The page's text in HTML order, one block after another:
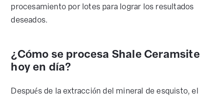
procesamiento por lotes para lograr los resultados
deseados.
¿Cómo se procesa Shale Ceramsite
hoy en día?
Después de la extracción del mineral de esquisto, el